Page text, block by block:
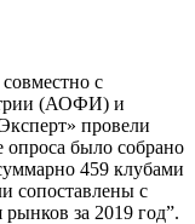
с
(АОФИ) и
провели
опроса было собрано
459 клубами
сопоставлены с
за 2019 год”.